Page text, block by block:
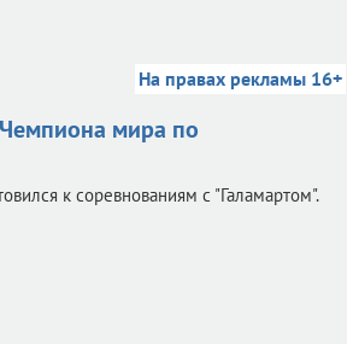
На правах рекламы 16+
мира по
к соревнованиям с "Галамартом".